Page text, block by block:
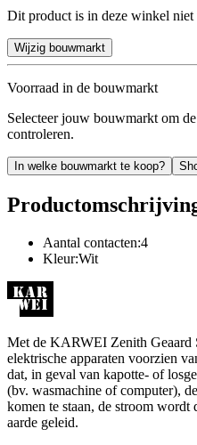
Dit product is in deze winkel
Wijzig bouwmarkt
Voorraad in de bouwmarkt
Selecteer jouw bouwmarkt om
controleren.
In welke bouwmarkt te koop?
Aantal contacten:4
Kleur:Wit
Met de KARWEI Zenith Geaard
elektrische apparaten voorzien
dat, in geval van kapotte- of
(bv. wasmachine of computer),
komen te staan, de stroom wordt
aarde geleid.